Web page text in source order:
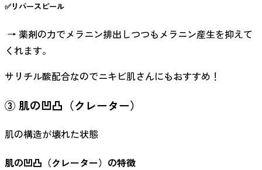
✅リバースピール
→ 薬剤の力でメラニン排出しつつもメラニン産生を抑えて
くれます。
サリチル酸配合なのでニキビ肌さんにもおすすめ！
③ 肌の凹凸（クレーター）
肌の構造が壊れた状態
肌の凹凸（クレーター）の特徴